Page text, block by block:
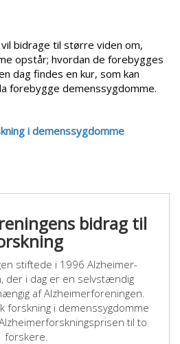
bidrage til større viden om,
opstår; hvordan de forebygges
dag findes en kur, som kan
forebygge demenssygdomme.
i demenssygdomme
bidrag til
stiftede i 1996 Alzheimer-
der i dag er en selvstændig
af Alzheimerforeningen.
forskning i demenssygdomme
til to
forskere.